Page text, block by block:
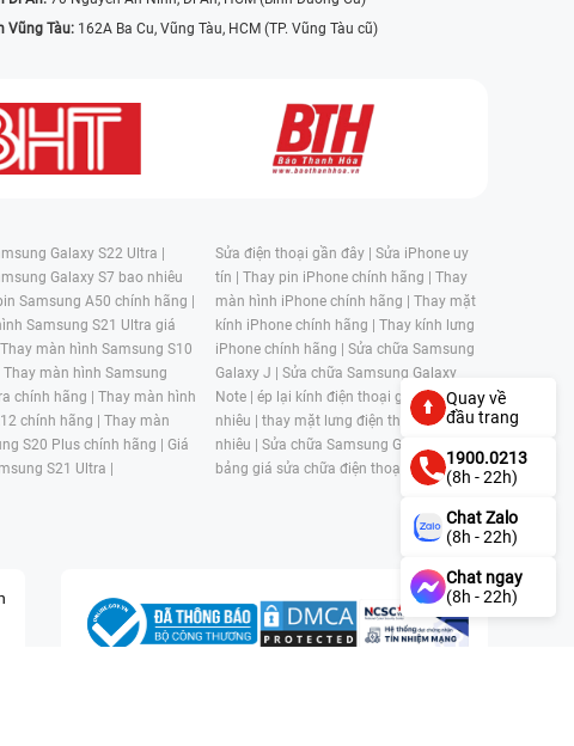
Vũng Tàu: 162A Ba Cu, Vũng Tàu, HCM (TP. Vũng Tàu cũ)
Galaxy S22 Ultra |
Galaxy S7 bao nhiêu
Samsung A50 chính hãng |
Samsung S21 Ultra giá
Thay màn hình Samsung S10
Thay màn hình Samsung
chính hãng | Thay màn hình
chính hãng | Thay màn
S20 Plus chính hãng | Giá
S21 Ultra |
Sửa điện thoại gần đây | Sửa iPhone uy
tín | Thay pin iPhone chính hãng | Thay
màn hình iPhone chính hãng | Thay mặt
kính iPhone chính hãng | Thay kính lưng
iPhone chính hãng | Sửa chữa Samsung
Galaxy J | Sửa chữa Samsung Galaxy
Note | ép lại kính điện thoại giá bao
nhiêu | thay mặt lưng điện thoại giá bao
nhiêu | Sửa chữa Samsung Galaxy S |
bảng giá sửa chữa điện thoại samsung |
Quay về
đầu trang
1900.0213
(8h - 22h)
Chat Zalo
(8h - 22h)
Chat ngay
(8h - 22h)